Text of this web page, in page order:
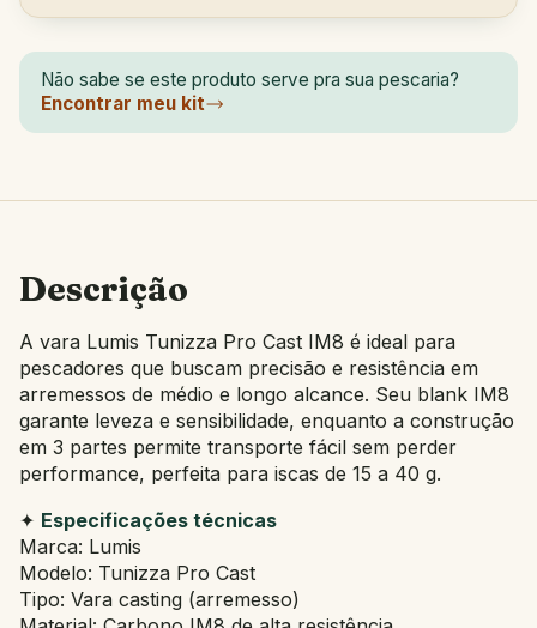
Não sabe se este produto serve pra sua pescaria?
Encontrar meu kit
Descrição
A vara Lumis Tunizza Pro Cast IM8 é ideal para
pescadores que buscam precisão e resistência em
arremessos de médio e longo alcance. Seu blank IM8
garante leveza e sensibilidade, enquanto a construção
em 3 partes permite transporte fácil sem perder
performance, perfeita para iscas de 15 a 40 g.
✦ Especificações técnicas
Marca: Lumis
Modelo: Tunizza Pro Cast
Tipo: Vara casting (arremesso)